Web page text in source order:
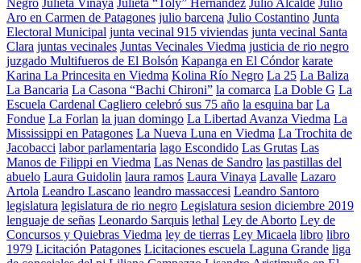
Negro Julieta Vinaya Julieta “Toly” Hernández Julio Alcalde Julio
Aro en Carmen de Patagones julio barcena Julio Costantino Junta
Electoral Municipal junta vecinal 915 viviendas junta vecinal Santa
Clara juntas vecinales Juntas Vecinales Viedma justicia de rio negro
juzgado Multifueros de El Bolsón Kapanga en El Cóndor karate
Karina La Princesita en Viedma Kolina Río Negro La 25 La Baliza
La Bancaria La Casona “Bachi Chironi” la comarca La Doble G La
Escuela Cardenal Cagliero celebró sus 75 año la esquina bar La
Fondue La Forlan la juan domingo La Libertad Avanza Viedma La
Mississippi en Patagones La Nueva Luna en Viedma La Trochita de
Jacobacci labor parlamentaria lago Escondido Las Grutas Las
Manos de Filippi en Viedma Las Nenas de Sandro las pastillas del
abuelo Laura Guidolin laura ramos Laura Vinaya Lavalle Lazaro
Artola Leandro Lascano leandro massaccesi Leandro Santoro
legislatura legislatura de rio negro Legislatura sesion diciembre 2019
lenguaje de señas Leonardo Sarquis lethal Ley de Aborto Ley de
Concursos y Quiebras Viedma ley de tierras Ley Micaela libro libro
1979 Licitación Patagones Licitaciones escuela Laguna Grande liga